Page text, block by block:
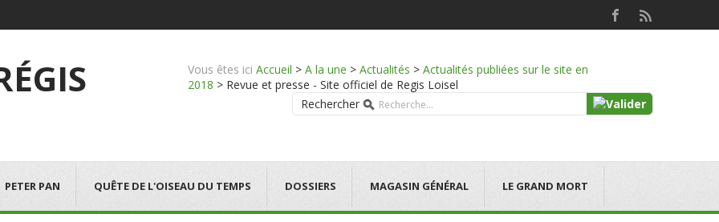
Vous êtes ici Accueil > A la une > Actualités > Actualités publiées sur le site en
2018 > Revue et presse - Site officiel de Regis Loisel
Rechercher
PETER PAN QUÊTE DE L'OISEAU DU TEMPS DOSSIERS MAGASIN GÉNÉRAL LE GRAND MORT